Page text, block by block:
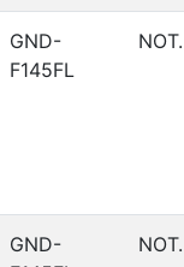
GND-
F145FL
GND-